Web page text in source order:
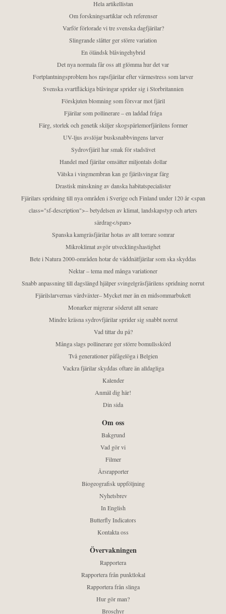
Hela artikellistan
Om forskningsartiklar och referenser
Varför förlorade vi tre svenska dagfjärilar?
Slingrande slåtter ger större variation
En öländsk blåvingehybrid
Det nya normala får oss att glömma hur det var
Fortplantningsproblem hos rapsfjärilar efter värmestress som larver
Svenska svartfläckiga blåvingar sprider sig i Storbritannien
Förskjuten blomning som försvar mot fjäril
Fjärilar som pollinerare – en laddad fråga
Färg, storlek och genetik skiljer skogspärlemorfjärilens former
UV-ljus avslöjar busksnabbvingens larver
Sydrovfjäril har smak för stadslivet
Handel med fjärilar omsätter miljontals dollar
Vätska i vingmembran kan ge fjärilsvingar färg
Drastisk minskning av danska habitatspecialister
Fjärilars spridning till nya områden i Sverige och Finland under 120 år <span
class="sf-description">– betydelsen av klimat, landskapstyp och arters
särdrag</span>
Spanska kamgräsfjärilar hotas av allt torrare somrar
Mikroklimat avgör utvecklingshastighet
Bete i Natura 2000-områden hotar de väddnätfjärilar som ska skyddas
Nektar – tema med många variationer
Snabb anpassning till dagslängd hjälper svingelgräsfjärilens spridning norrut
Fjärilslarvernas värdväxter– Mycket mer än en midsommarbukett
Monarker migrerar söderut allt senare
Mindre kräsna sydrovfjärilar sprider sig snabbt norrut
Vad tittar du på?
Många slags pollinerare ger större bomullsskörd
Två generationer påfågelöga i Belgien
Vackra fjärilar skyddas oftare än alldagliga
Kalender
Anmäl dig här!
Din sida
Om oss
Bakgrund
Vad gör vi
Filmer
Årsrapporter
Biogeografisk uppföljning
Nyhetsbrev
In English
Butterfly Indicators
Kontakta oss
Övervakningen
Rapportera
Rapportera från punktlokal
Rapportera från slinga
Hur gör man?
Broschyr